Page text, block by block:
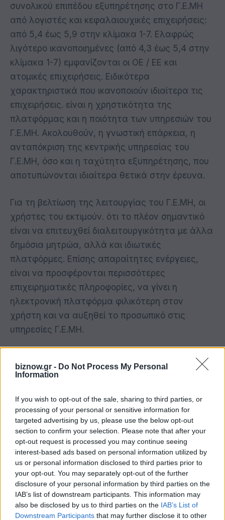
biznow.gr - Do Not Process My Personal
Information
If you wish to opt-out of the sale, sharing to third parties, or
processing of your personal or sensitive information for
targeted advertising by us, please use the below opt-out
section to confirm your selection. Please note that after your
opt-out request is processed you may continue seeing
interest-based ads based on personal information utilized by
us or personal information disclosed to third parties prior to
your opt-out. You may separately opt-out of the further
disclosure of your personal information by third parties on the
IAB’s list of downstream participants. This information may
also be disclosed by us to third parties on the IAB’s List of
Downstream Participants that may further disclose it to other
συνολικού επιπέδου εξυπηρέτησης στο Γ.Ε.ΜΗ
από λογιστές και κεφαλαιουχικές επιχειρήσεις:
από 5,4 έως 5,9 στην κλίμακα 1-7. Ελαφρώς
λιγότερο ικανοποιημένες (από 4,3 έως 5,4 στην
κλίμακα 1-7) εμφανίζονται οι ΟΕ / ΕΕ και
ατομικές επιχειρήσεις. Ειδικότερα
χαρακτηριστικά που ικανοποιούν ιδιαίτερα τις
επιχειρήσεις. είναι η χρηστικότητα της
πλατφόρμας και η ποιότητα των υπηρεσιών του
Γ.Ε.ΜΗ. Ακολουθούν, η γνωστική επάρκεια, η
ανταπόκριση της κεντρικής υπηρεσίας του
Γ.Ε.ΜΗ, όσο και η ταχύτητα εξυπηρέτησης, που
αποτυπώνονται ιδιαίτερα θετικά στην έρευνα.
Για τη βελτίωση της λειτουργίας του Γ.Ε.ΜΗ, οι
χρήστες του εκτιμούν. ότι το πλέον σημαντικό
είναι να επιτευχθεί διαλειτουργικότητα με άλλα
δημόσια μητρώα, αλλά και ιδιωτικές
πλατφόρμες. Επίσης απαραίτητες ενέργειες,
είναι να προσφέρονται περισσότερες
επιχειρηματικές πληροφορίες, να γίνει η
ηλεκτρονική πλατφόρμα φιλικότερη στον
χρήστη και να αυξηθεί το προσωπικό στις
υπηρεσίες Γ.Ε.ΜΗ.
Μεταξύ χρήσης της ηλεκτρονικής πλατφόρμας
και της προσέλευσης σε υπηρεσία του
συντριπτική τους πλειοψηφία (από 60% έως και
77%) την εξ’ αποστάσεως εξυπηρέτηση.
Ειδικότερα για σημαντικές υπηρεσίες όπως η
Καταχώριση Καταστατικού & Μεταβολών, η
αίτηση έκδοσης πιστοποιητικών/ Αντιγράφων, οι
Πληρωμές / Ετήσιο τέλος τήρησης μερίδας και η
Σύσταση εταιρείας, 4 στις 10 επιχειρήσεις,
αναζητούν μόνο, ή και, τις δια ζώσης υπηρεσίες
από τα επιμελητήρια.